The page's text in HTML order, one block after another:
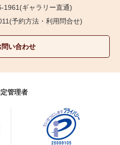
ギャラリー直通)
予約方法・利用問合せ)
問い合わせ
管理者